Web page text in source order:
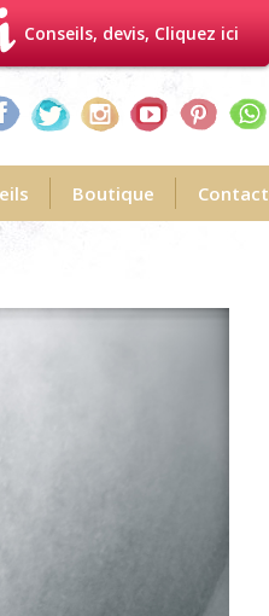
Conseils, devis, Cliquez ici
Boutique Contact